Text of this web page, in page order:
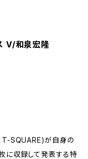
ス V/和泉宏隆
T-SQUARE)が自身の
に収録して発表する特